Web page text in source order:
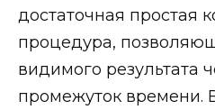
достаточная простая
процедура,
видимого результата
промежуток времени.